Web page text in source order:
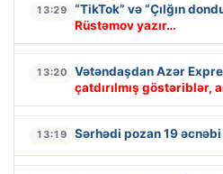
13:29 “TikTok” və “Çılğın
Rüstəmov yazır…
13:20 Vətəndaşdan Azər
çatdırılmış göstəriblər,
13:19 Sərhədi pozan 19